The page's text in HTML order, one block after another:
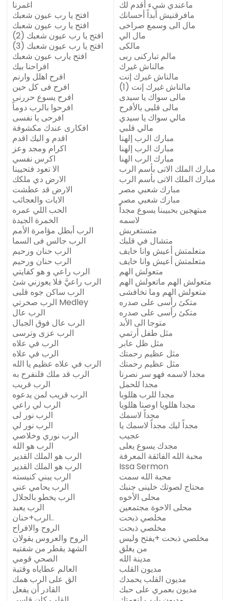
اغمرنا
افتح يا رب عيون شعبك
افتح يا رب عيون شعبك
افتح يا رب عيون شعبك (2)
افتح يا رب عيون شعبك (3)
افتح يارب عيون شعبك
افراحنا بيك
افرح اهلل وارنم
افرح فى كل حين
افرح يسوع حررنى
افرحوا بالرب دوماً
افرحى يا نفسى
افكارى عندك مكشوفة
اقدم و اليك اقدم
اكرام ومجد وعز
اكرس نفسي
الا تعود فتحيينا
الارض دي ملكك
الارض قد عطشت
الايات والعجائب
الحب اللي عمره
الخمرة الجيدة
الرب أبطل مؤامرة الأمم
الرب جالس فى السما
الرب حنان ورحيم
الرب حنان ورحيم
الرب راعي و هو كفايتي
الرب راعيَّ فلا يعوزني شئ
الرب ساكن جوه قلبى
الرب صخرتي Medley
الرب عال
الرب عال فوق الجبال
الرب عزى وترسى
الرب في علاه
الرب في علاه
الرب في علاه عظيم يا الله
الرب قد ملك فلنفرح به
الرب قريب
الرب قريب لمن يدعوه
الرب لي راعي
الرب نور لى
الرب نور لي
الرب نوري وخلاصي
الرب هو الله
الرب هو الملك القدير
الرب هو الملك القدير
الرب يبني كنيسته
الرب يحامي عني
الرب يخطو بالجلال
الرب يعبد
الرب+حنان..
الروح والافراح
الروح والعروس يقولان
الشهد يقطر من شفتيه
الصحي قومي
العالم عطاياه وقتية
الق على الرب همك
القادر أن يفعل
ماعندي شيء أقدم لك
مافرقنيش أبداً أحسانك
مال الى وسمع صراخى
مال الي
مالكى
مالم تباركنى ربى
مالناش غيرك
مالناش غيرك إنت
مالناش غيرك إنت (1)
مالى سواك يا سيدى
مالى قلبى بالأفرح
مالي سواك يا سيدي
مالي قلبي
مبارك الرب إلهنا
مبارك الرب إلهنا
مبارك الرب الهنا
مبارك الملك الاتى بأسم الرب
مبارك الملك الاتى بأسم الرب
مبارك شعبي مصر
مبارك شعبي مصر
مبتهجين بحبيبنا يسوع مجداً
لاسمه
متستغربش
متشال في قلبك
متعلمتش أعيش وانا خايف
متعلمتش أعيش وانا خايف
متعولش الهم
متعولش الهم ماتعولش الهم
متعولش الهم وما تخافشى
متكئ رأسى على صدره
متكئ رأسى على صدره
متوجا الى الأبد
مثل طفل أرتمي
مثل ظل عابر
مثل عظيم رحمتك
مثل عظيم رحمتك
مجدا لاسمه فهو سر نصرنا
مجدا للحمل
مجدا للرب هللوبا
مجدا هللويا اوصنا هللويا
مجداً لاسمك
مجداً ليك مجداً لاسمك يا
عجيب
مجدك يسوع يعلى
محبة الله الفائقة المعرفة
Issa Sermon
محبة الله سمت
محتاج لصوتك خلينى جنبك
محلى الأخوه
محلى الاخوة مجتمعين
مخلصي ذبحت
مخلصي ذبحت
مخلصي ذبحت +يفتح وليس
مدينة الله
مديون القلب
مديون القلب يحمدك
مديون بعمري على حبك